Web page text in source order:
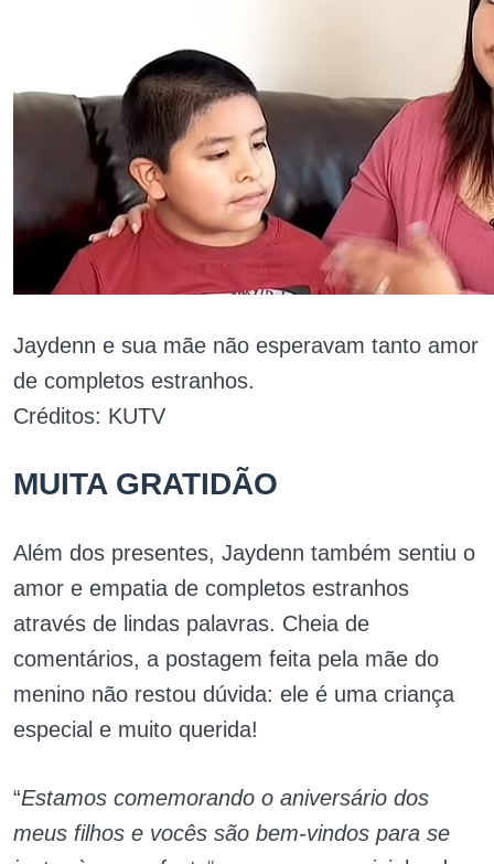
Jaydenn e sua mãe não esperavam tanto amor
de completos estranhos.
Créditos: KUTV
MUITA GRATIDÃO
Além dos presentes, Jaydenn também sentiu o
amor e empatia de completos estranhos
através de lindas palavras. Cheia de
comentários, a postagem feita pela mãe do
menino não restou dúvida: ele é uma criança
especial e muito querida!
“Estamos comemorando o aniversário dos
meus filhos e vocês são bem-vindos para se